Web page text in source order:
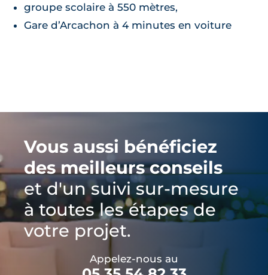
groupe scolaire à 550 mètres,
Gare d’Arcachon à 4 minutes en voiture
Vous aussi bénéficiez
des meilleurs conseils
et d'un suivi sur-mesure
à toutes les étapes de
votre projet.
Appelez-nous au